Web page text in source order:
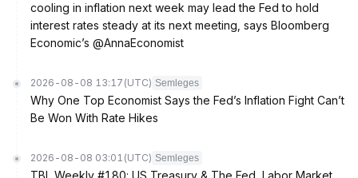
cooling in inflation next week may lead the Fed to hold
interest rates steady at its next meeting, says Bloomberg
Economic’s @AnnaEconomist
2026-08-08 13:17 (UTC) Semleges
Why One Top Economist Says the Fed’s Inflation Fight Can’t
Be Won With Rate Hikes
2026-08-08 03:01 (UTC) Semleges
TBL Weekly #180: US Treasury & The Fed, Labor Market,